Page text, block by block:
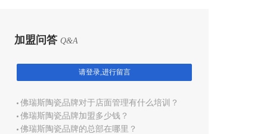
加盟问答 Q&A
请登录,进行留言
佛瑞斯陶瓷品牌对于店面管理有什么培训？
佛瑞斯陶瓷品牌加盟多少钱？
佛瑞斯陶瓷品牌的总部在哪里？